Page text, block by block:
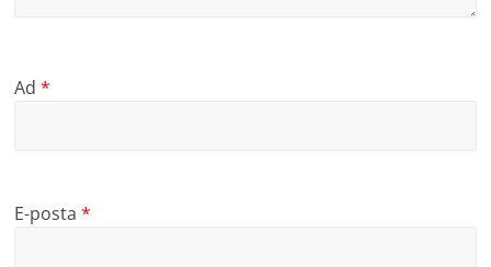
Ad*
E-posta*